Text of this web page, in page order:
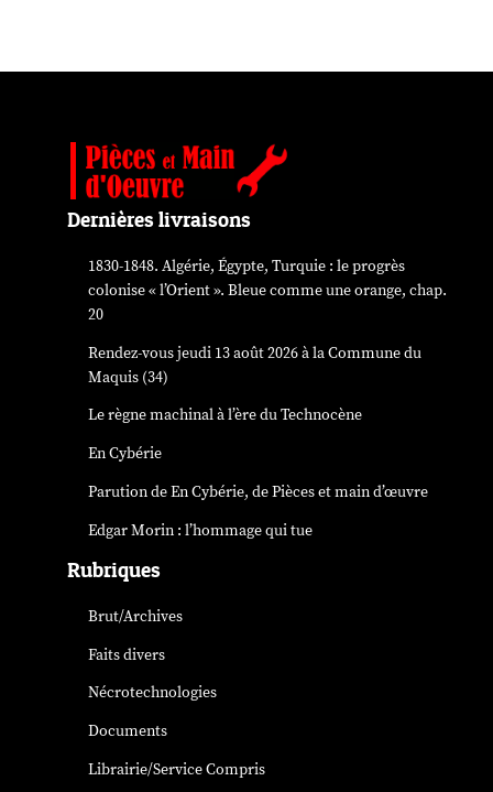
Dernières livraisons
1830-1848. Algérie, Égypte, Turquie : le progrès
colonise « l’Orient ». Bleue comme une orange, chap.
20
Rendez-vous jeudi 13 août 2026 à la Commune du
Maquis (34)
Le règne machinal à l’ère du Technocène
En Cybérie
Parution deEn Cybérie, de Pièces et main d’œuvre
Edgar Morin : l’hommage qui tue
Rubriques
Brut/Archives
Faits divers
Nécrotechnologies
Documents
Librairie/Service Compris